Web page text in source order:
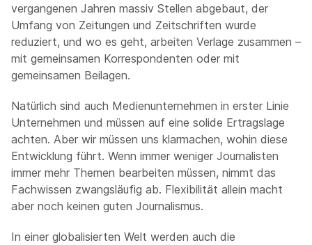
vergangenen Jahren massiv Stellen abgebaut, der
Umfang von Zeitungen und Zeitschriften wurde
reduziert, und wo es geht, arbeiten Verlage zusammen –
mit gemeinsamen Korrespondenten oder mit
gemeinsamen Beilagen.
Natürlich sind auch Medienunternehmen in erster Linie
Unternehmen und müssen auf eine solide Ertragslage
achten. Aber wir müssen uns klarmachen, wohin diese
Entwicklung führt. Wenn immer weniger Journalisten
immer mehr Themen bearbeiten müssen, nimmt das
Fachwissen zwangsläufig ab. Flexibilität allein macht
aber noch keinen guten Journalismus.
In einer globalisierten Welt werden auch die